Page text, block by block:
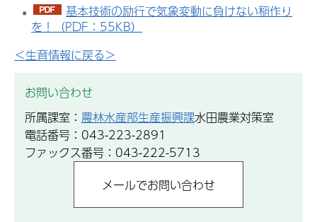
基本技術の励行で気象変動に負けない稲作り
を！（PDF：55KB）
＜生育情報に戻る＞
お問い合わせ
所属課室： 農林水産部生産振興課水田農業対策室
電話番号：043-223-2891
ファックス番号：043-222-5713